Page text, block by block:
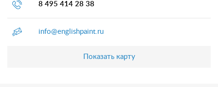
8 495 414 28 38
info@englishpaint.ru
Показать карту